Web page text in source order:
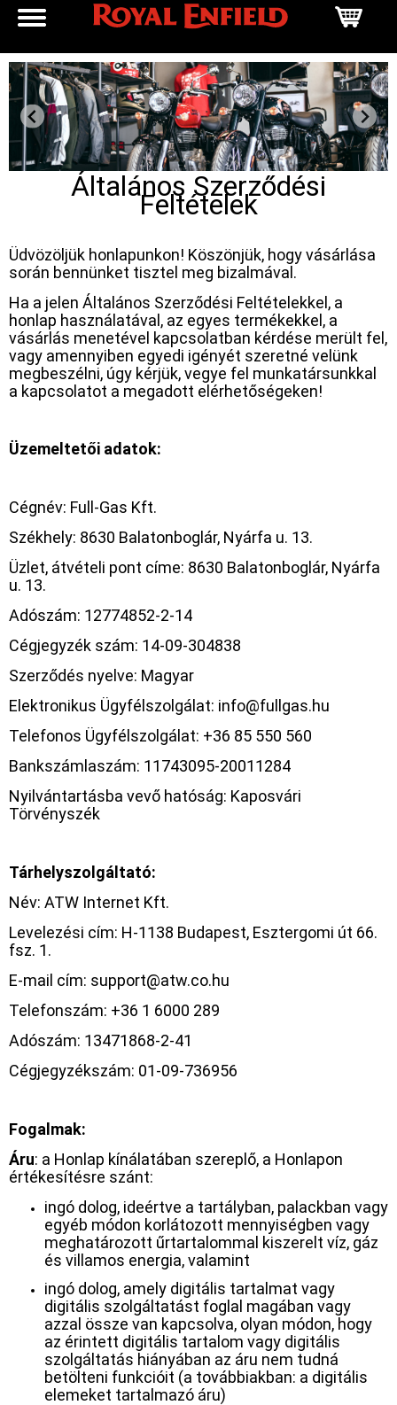
Általános Szerződési
Feltételek
Üdvözöljük honlapunkon! Köszönjük, hogy vásárlása
során bennünket tisztel meg bizalmával.
Ha a jelen Általános Szerződési Feltételekkel, a
honlap használatával, az egyes termékekkel, a
vásárlás menetével kapcsolatban kérdése merült fel,
vagy amennyiben egyedi igényét szeretné velünk
megbeszélni, úgy kérjük, vegye fel munkatársunkkal
a kapcsolatot a megadott elérhetőségeken!
Üzemeltetői adatok:
Cégnév: Full-Gas Kft.
Székhely: 8630 Balatonboglár, Nyárfa u. 13.
Üzlet, átvételi pont címe: 8630 Balatonboglár, Nyárfa
u. 13.
Adószám: 12774852-2-14
Cégjegyzék szám: 14-09-304838
Szerződés nyelve: Magyar
Elektronikus Ügyfélszolgálat: info@fullgas.hu
Telefonos Ügyfélszolgálat: +36 85 550 560
Bankszámlaszám: 11743095-20011284
Nyilvántartásba vevő hatóság: Kaposvári
Törvényszék
Tárhelyszolgáltató:
Név: ATW Internet Kft.
Levelezési cím: H-1138 Budapest, Esztergomi út 66.
fsz. 1.
E-mail cím: support@atw.co.hu
Telefonszám: +36 1 6000 289
Adószám: 13471868-2-41
Cégjegyzékszám: 01-09-736956
Fogalmak:
Áru: a Honlap kínálatában szereplő, a Honlapon
értékesítésre szánt:
ingó dolog, ideértve a tartályban, palackban vagy
egyéb módon korlátozott mennyiségben vagy
meghatározott űrtartalommal kiszerelt víz, gáz
és villamos energia, valamint
ingó dolog, amely digitális tartalmat vagy
digitális szolgáltatást foglal magában vagy
azzal össze van kapcsolva, olyan módon, hogy
az érintett digitális tartalom vagy digitális
szolgáltatás hiányában az áru nem tudná
betölteni funkcióit (a továbbiakban: a digitális
elemeket tartalmazó áru)